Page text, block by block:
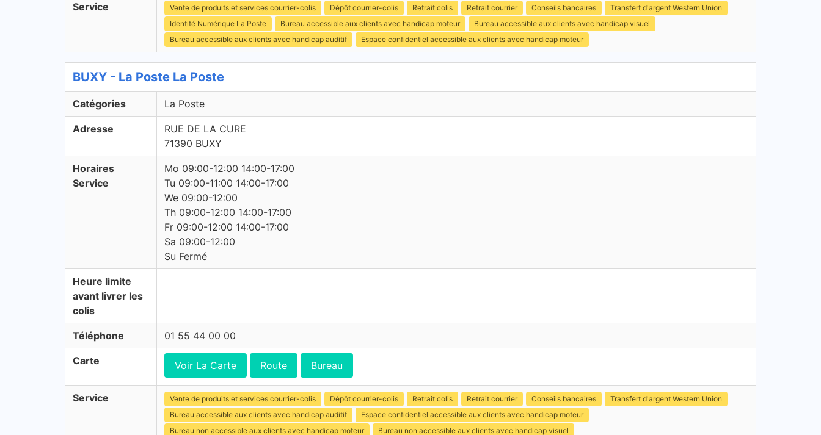
Service Vente de produits et services courrier-colis Dépôt courrier-colis Retrait colis Retrait courrier Conseils bancaires
Transfert d'argent Western Union
Identité Numérique La Poste
Bureau accessible aux clients avec handicap moteur
Bureau accessible aux clients avec handicap visuel
Bureau accessible aux clients avec handicap auditif
Espace confidentiel accessible aux clients avec handicap moteur
BUXY - La Poste La Poste
Catégories La Poste
Adresse
RUE DE LA CURE
71390 BUXY
Horaires
Service
Mo 09:00-12:00 14:00-17:00
Tu 09:00-11:00 14:00-17:00
We 09:00-12:00
Th 09:00-12:00 14:00-17:00
Fr 09:00-12:00 14:00-17:00
Sa 09:00-12:00
Su Fermé
Heure limite
avant livrer les
colis
Téléphone 01 55 44 00 00
Carte Voir La Carte Route Bureau
Service Vente de produits et services courrier-colis Dépôt courrier-colis Retrait colis Retrait courrier Conseils bancaires
Transfert d'argent Western Union
Bureau accessible aux clients avec handicap auditif
Espace confidentiel accessible aux clients avec handicap moteur
Bureau non accessible aux clients avec handicap moteur
Bureau non accessible aux clients avec handicap visuel